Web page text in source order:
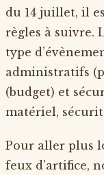
du 14 juillet, il
règles à suivre.
type
administratifs
(budget) et
matériel,
Pour aller plus
feux d'artifice,